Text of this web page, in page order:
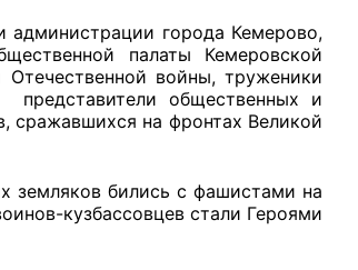
администрации города Кемерово,
палаты Кемеровской
Отечественной войны, труженики
общественных и
сражавшихся на фронтах Великой
земляков бились с фашистами на
кузбассовцев стали Героями